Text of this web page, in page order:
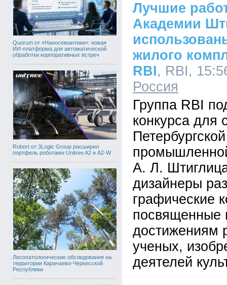
Quorum от «Наносемантики»: новая
ИИ-платформа для автоматической
обработки корпоративных встреч
Robort от 3Logic Group расширил
портфель роботами Unitree A2 и A2-W
Лесопатологические обследования на
территории Карачаево-Черкесской
Республики
Лучшие
Академии
жилого
RBI, RBI,
Россия
Группа RBI
конкурса для
А. Л.
дизайнеры
графические
достижениям
ученых,
деятелей